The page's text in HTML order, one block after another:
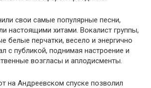
свои самые популярные песни,
настоящими хитами. Вокалист группы,
белые перчатки, весело и энергично
с публикой, поднимая настроение и
возгласы и аплодисменты.
на Андреевском спуске позволил